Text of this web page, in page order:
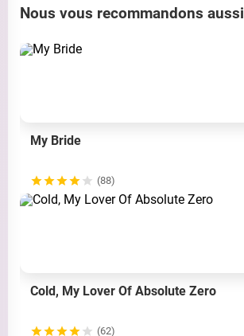
Nous vous recommandons aussi
My Bride
(88)
Cold, My Lover Of Absolute Zero
(62)